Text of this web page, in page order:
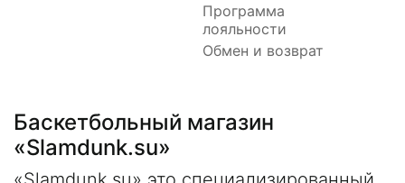
Программа
лояльности
Обмен и возврат
Баскетбольный магазин
«Slamdunk.su»